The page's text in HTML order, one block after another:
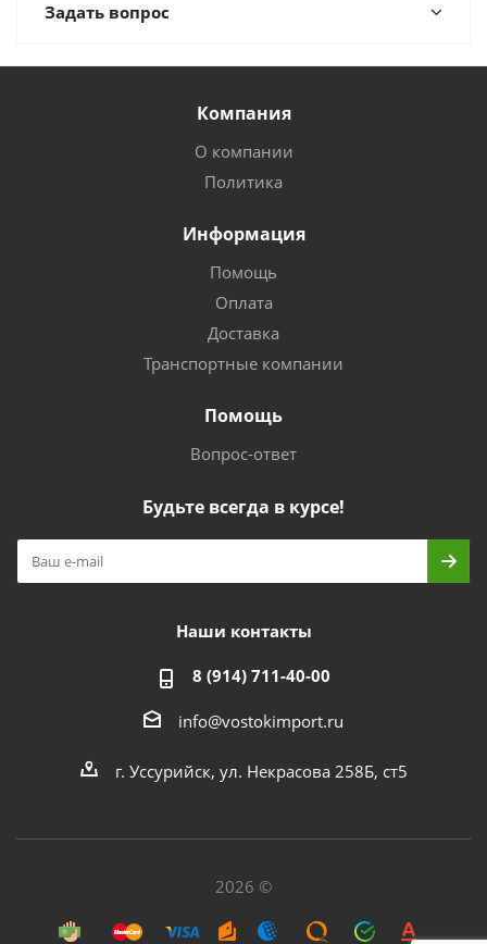
Задать вопрос
Компания
О компании
Политика
Информация
Помощь
Оплата
Доставка
Транспортные компании
Помощь
Вопрос-ответ
Будьте всегда в курсе!
Наши контакты
8 (914) 711-40-00
info@vostokimport.ru
г. Уссурийск, ул. Некрасова 258Б, ст5
2026 ©